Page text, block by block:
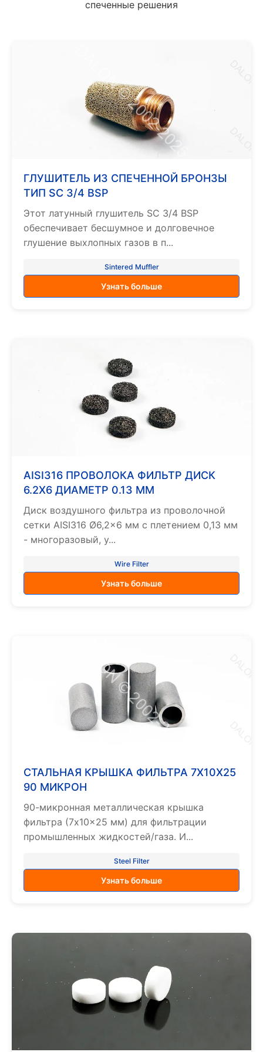
спеченные решения
ГЛУШИТЕЛЬ ИЗ СПЕЧЕННОЙ БРОНЗЫ
ТИП SC 3/4 BSP
Этот латунный глушитель SC 3/4 BSP
обеспечивает бесшумное и долговечное
глушение выхлопных газов в п...
Sintered Muffler
Узнать больше
AISI316 ПРОВОЛОКА ФИЛЬТР ДИСК
6.2X6 ДИАМЕТР 0.13 ММ
Диск воздушного фильтра из проволочной
сетки AISI316 Ø6,2×6 мм с плетением 0,13 мм
- многоразовый, у...
Wire Filter
Узнать больше
СТАЛЬНАЯ КРЫШКА ФИЛЬТРА 7X10X25
90 МИКРОН
90-микронная металлическая крышка
фильтра (7x10x25 мм) для фильтрации
промышленных жидкостей/газа. И...
Steel Filter
Узнать больше